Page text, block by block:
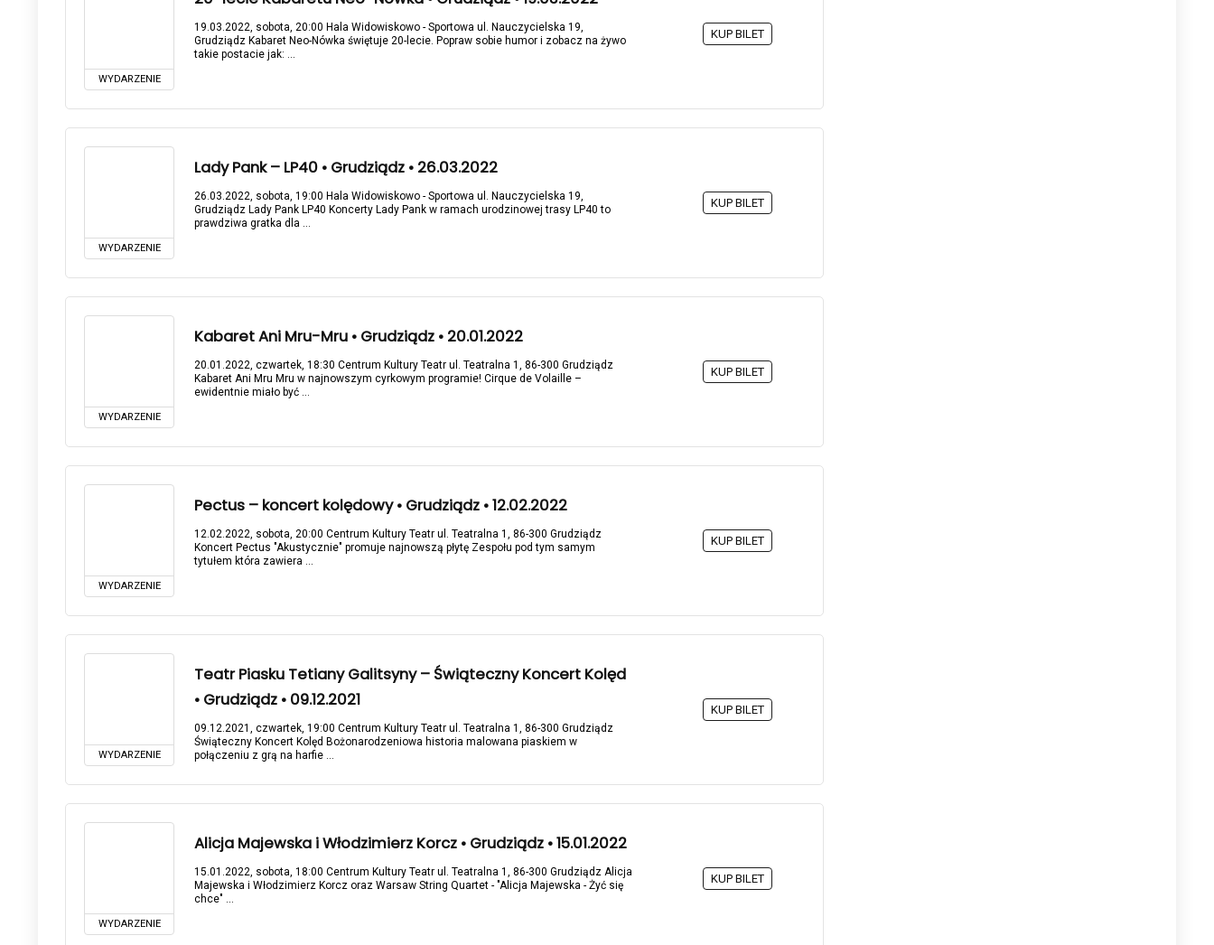
WYDARZENIE
19.03.2022, sobota, 20:00 Hala Widowiskowo - Sportowa ul. Nauczycielska 19,
Grudziądz Kabaret Neo-Nówka świętuje 20-lecie. Popraw sobie humor i zobacz na żywo
takie postacie jak: ...
KUP BILET
WYDARZENIE
Lady Pank – LP40 • Grudziądz • 26.03.2022
26.03.2022, sobota, 19:00 Hala Widowiskowo - Sportowa ul. Nauczycielska 19,
Grudziądz Lady Pank LP40 Koncerty Lady Pank w ramach urodzinowej trasy LP40 to
prawdziwa gratka dla ...
KUP BILET
WYDARZENIE
Kabaret Ani Mru-Mru • Grudziądz • 20.01.2022
20.01.2022, czwartek, 18:30 Centrum Kultury Teatr ul. Teatralna 1, 86-300 Grudziądz
Kabaret Ani Mru Mru w najnowszym cyrkowym programie! Cirque de Volaille –
ewidentnie miało być ...
KUP BILET
WYDARZENIE
Pectus – koncert kolędowy • Grudziądz • 12.02.2022
12.02.2022, sobota, 20:00 Centrum Kultury Teatr ul. Teatralna 1, 86-300 Grudziądz
Koncert Pectus "Akustycznie" promuje najnowszą płytę Zespołu pod tym samym
tytułem która zawiera ...
KUP BILET
WYDARZENIE
Teatr Piasku Tetiany Galitsyny – Świąteczny Koncert Kolęd
• Grudziądz • 09.12.2021
09.12.2021, czwartek, 19:00 Centrum Kultury Teatr ul. Teatralna 1, 86-300 Grudziądz
Świąteczny Koncert Kolęd Bożonarodzeniowa historia malowana piaskiem w
połączeniu z grą na harfie ...
KUP BILET
WYDARZENIE
Alicja Majewska i Włodzimierz Korcz • Grudziądz • 15.01.2022
15.01.2022, sobota, 18:00 Centrum Kultury Teatr ul. Teatralna 1, 86-300 Grudziądz Alicja
Majewska i Włodzimierz Korcz oraz Warsaw String Quartet - "Alicja Majewska - Żyć się
chce" ...
KUP BILET